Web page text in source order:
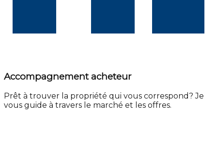
Accompagnement acheteur
Prêt à trouver la propriété qui vous correspond? Je
vous guide à travers le marché et les offres.